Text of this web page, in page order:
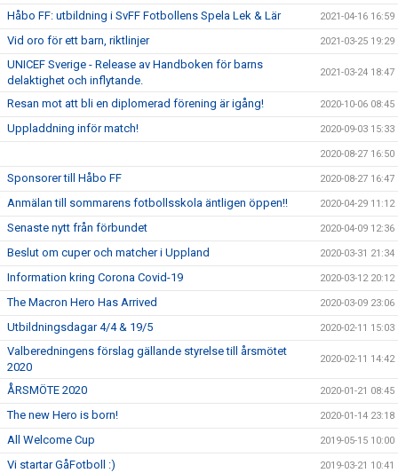
Håbo FF: utbildning i SvFF Fotbollens Spela Lek & Lär 2021-04-16 16:59
Vid oro för ett barn, riktlinjer 2021-03-25 19:29
UNICEF Sverige - Release av Handboken för barns
delaktighet och inflytande.
2021-03-24 18:47
Resan mot att bli en diplomerad förening är igång! 2020-10-06 08:45
Uppladdning inför match! 2020-09-03 15:33
2020-08-27 16:50
Sponsorer till Håbo FF 2020-08-27 16:47
Anmälan till sommarens fotbollsskola äntligen öppen!! 2020-04-29 11:12
Senaste nytt från förbundet 2020-04-09 12:36
Beslut om cuper och matcher i Uppland 2020-03-31 21:34
Information kring Corona Covid-19 2020-03-12 20:12
The Macron Hero Has Arrived 2020-03-09 23:06
Utbildningsdagar 4/4 & 19/5 2020-02-11 15:03
Valberedningens förslag gällande styrelse till årsmötet
2020
2020-02-11 14:42
ÅRSMÖTE 2020 2020-01-21 08:45
The new Hero is born! 2020-01-14 23:18
All Welcome Cup 2019-05-15 10:00
Vi startar GåFotboll :) 2019-03-21 10:41